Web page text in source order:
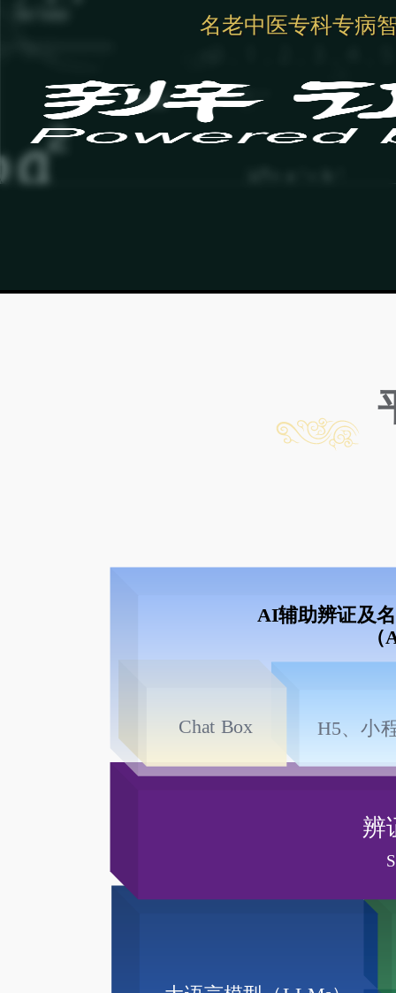
名老中医专科专病